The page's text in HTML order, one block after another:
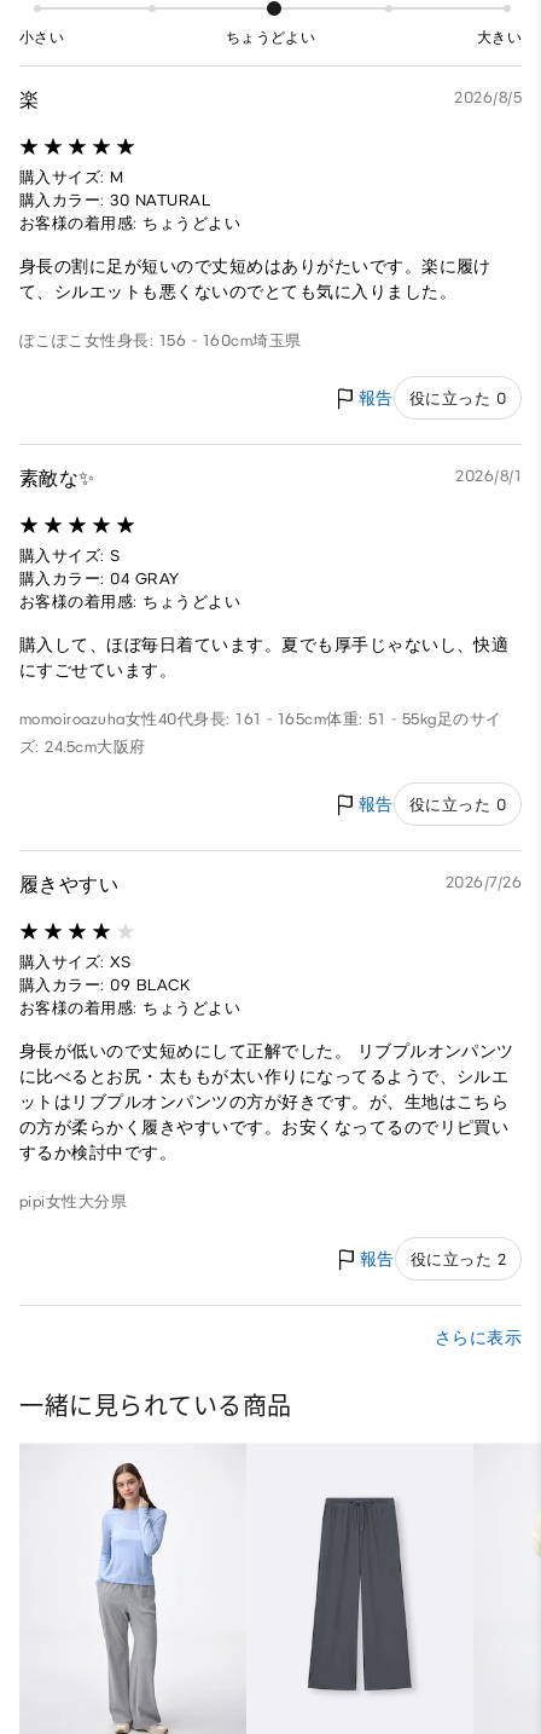
小さい ちょうどよい 大きい
楽 2026/8/5
購入サイズ: M
購入カラー: 30 NATURAL
お客様の着用感: ちょうどよい
身長の割に足が短いので丈短めはありがたいです。楽に履け
て、シルエットも悪くないのでとても気に入りました。
ぽこぽこ 女性身長: 156 - 160cm埼玉県
報告 役に立った 0
素敵な✨️ 2026/8/1
購入サイズ: S
購入カラー: 04 GRAY
お客様の着用感: ちょうどよい
購入して、ほぼ毎日着ています。夏でも厚手じゃないし、快適
にすごせています。
momoiroazuha女性40代身長: 161 - 165cm体重: 51 - 55kg足のサイ
ズ: 24.5cm大阪府
報告 役に立った 0
履きやすい 2026/7/26
購入サイズ: XS
購入カラー: 09 BLACK
お客様の着用感: ちょうどよい
身長が低いので丈短めにして正解でした。 リブプルオンパンツ
に比べるとお尻・太ももが太い作りになってるようで、シルエ
ットはリブプルオンパンツの方が好きです。が、生地はこちら
の方が柔らかく履きやすいです。お安くなってるのでリピ買い
するか検討中です。
pipi女性 大分県
報告 役に立った 2
さらに表示
一緒に見られている商品